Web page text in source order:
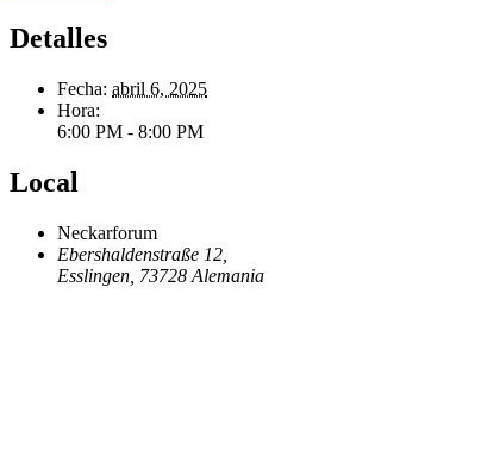
Detalles
Fecha: abril 6, 2025
Hora:
6:00 PM - 8:00 PM
Local
Neckarforum
Ebershaldenstraße 12,
Esslingen 73728 Alemania